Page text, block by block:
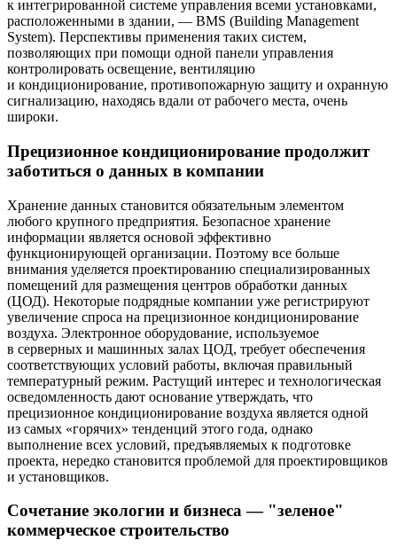
к интегрированной системе управления всеми установками,
расположенными в здании, — ​BMS (Building Management
System). Перспективы применения таких систем,
позволяющих при помощи одной панели управления
контролировать освещение, вентиляцию
и кондиционирование, противопожарную защиту и охранную
сигнализацию, находясь вдали от рабочего места, очень
широки.
Прецизионное кондиционирование продолжит
заботиться о данных в компании
Хранение данных становится обязательным элементом
любого крупного предприятия. Безопасное хранение
информации является основой эффективно
функционирующей организации. Поэтому все больше
внимания уделяется проектированию специализированных
помещений для размещения центров обработки данных
(ЦОД). Некоторые подрядные компании уже регистрируют
увеличение спроса на прецизионное кондиционирование
воздуха. Электронное оборудование, используемое
в серверных и машинных залах ЦОД, требует обеспечения
соответствующих условий работы, включая правильный
температурный режим. Растущий интерес и технологическая
осведомленность дают основание утверждать, что
прецизионное кондиционирование воздуха является одной
из самых «горячих» тенденций этого года, однако
выполнение всех условий, предъявляемых к подготовке
проекта, нередко становится проблемой для проектировщиков
и установщиков.
Сочетание экологии и бизнеса — ​"зеленое"
коммерческое строительство